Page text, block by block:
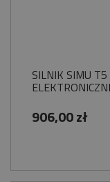
SILNIK SIMU
906,00 zł